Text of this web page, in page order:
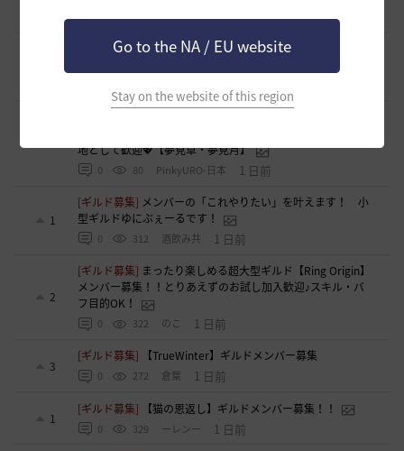
Go to the NA / EU website
Stay on the website of this region
0 88 いなドン 16 時間前
[ギルド募集]~各PTｺﾝﾃﾝﾂも楽しむ~【あせろらじゅーす】ｷﾞﾙ
地として歓迎💖【夢見草・夢見月】
0 80 PinkyURO-日本 1 日前
1
[ギルド募集] メンバーの「これやりたい」を叶えます！ 小
型ギルドゆにぶぇーるです！
0 312 酒飲み共 1 日前
2
[ギルド募集] まったり楽しめる超大型ギルド【Ring Origin】
メンバー募集！！とりあえずのお試し加入歓迎♪スキル・バ
フ目的OK！
0 322 のこ 1 日前
3
[ギルド募集] 【TrueWinter】ギルドメンバー募集
0 272 倉葉 1 日前
1
[ギルド募集] 【猫の恩返し】ギルドメンバー募集！！
0 329 ーレンー 1 日前